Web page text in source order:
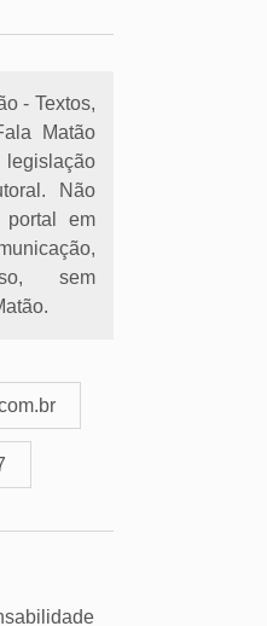
- Textos,
Matão
Não
portal em
sem